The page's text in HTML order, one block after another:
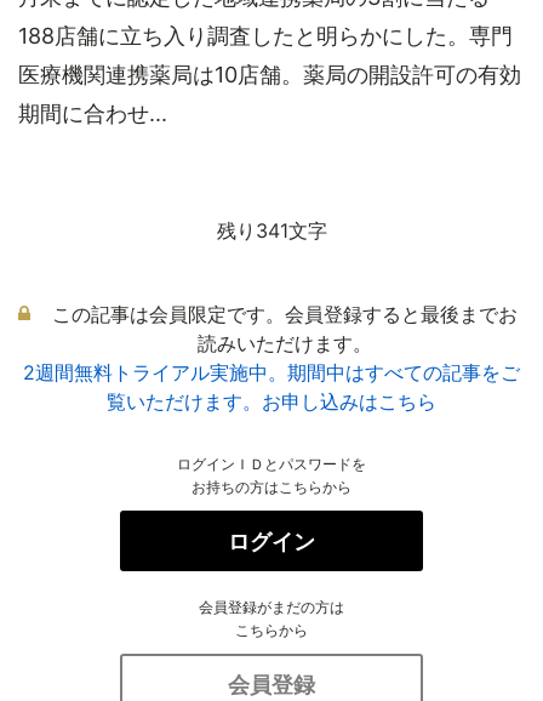
188店舗に立ち入り調査したと明らかにした。専門
医療機関連携薬局は10店舗。薬局の開設許可の有効
期間に合わせ...
残り341文字
この記事は会員限定です。会員登録すると最後までお
読みいただけます。
2週間無料トライアル実施中。期間中はすべての記事をご
覧いただけます。お申し込みはこちら
ログインＩＤとパスワードを
お持ちの方はこちらから
ログイン
会員登録がまだの方は
こちらから
会員登録